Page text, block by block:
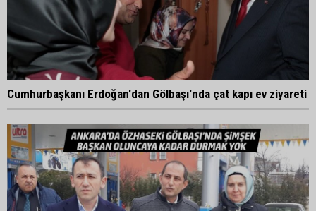
Cumhurbaşkanı Erdoğan'dan Gölbaşı'nda çat kapı ev ziyareti